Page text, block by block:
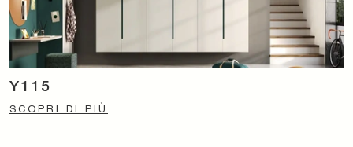
Y115
SCOPRI DI PIÙ